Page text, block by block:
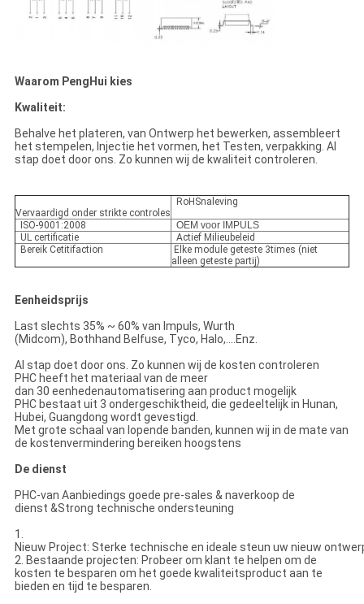
Waarom PengHui kies
Kwaliteit:
Behalve het plateren, van Ontwerp het bewerken, assembleert
het stempelen, Injectie het vormen, het Testen, verpakking. Al
stap doet door ons. Zo kunnen wij de kwaliteit controleren.
Vervaardigd onder strikte controles
RoHSnaleving
ISO-9001:2008
OEM voor IMPULS
UL certificatie
Actief Milieubeleid
Bereik Cetitifaction
Elke module geteste 3times (niet
alleen geteste partij)
Eenheidsprijs
Last slechts 35% ~ 60% van Impuls, Wurth
(Midcom), Bothhand Belfuse, Tyco, Halo,….Enz.
Al stap doet door ons. Zo kunnen wij de kosten controleren
PHC heeft het materiaal van de meer
dan 30 eenhedenautomatisering aan product mogelijk
PHC bestaat uit 3 ondergeschiktheid, die gedeeltelijk in Hunan,
Hubei, Guangdong wordt gevestigd.
Met grote schaal van lopende banden, kunnen wij in de mate van
de kostenvermindering bereiken hoogstens
De dienst
PHC-van Aanbiedings goede pre-sales & naverkoop de
dienst &Strong technische ondersteuning
1.
Nieuw Project: Sterke technische en ideale steun uw nieuw
2. Bestaande projecten: Probeer om klant te helpen om de
kosten te besparen om het goede kwaliteitsproduct aan te
bieden en tijd te besparen.